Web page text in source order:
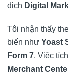
dịch Digital
Tôi nhận thấy
biến như Yoast
Form 7. Việc
Merchant